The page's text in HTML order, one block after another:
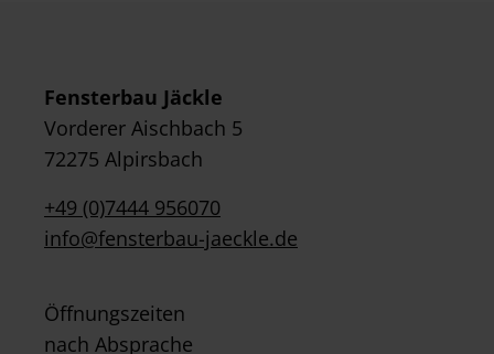
Fensterbau Jäckle
Vorderer Aischbach 5
72275 Alpirsbach
+49 (0)7444 956070
info@fensterbau-jaeckle.de
Öffnungszeiten
nach Absprache